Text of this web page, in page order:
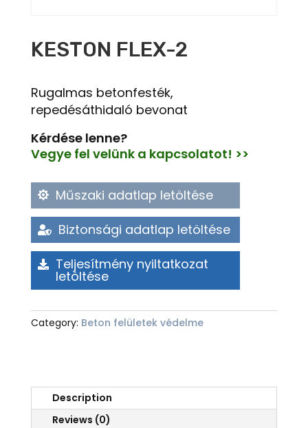
KESTON FLEX-2
Rugalmas betonfesték,
repedésáthidaló bevonat
Kérdése lenne?
Vegye fel velünk a kapcsolatot! >>
Műszaki adatlap letöltése
Biztonsági adatlap letöltése
Teljesítmény nyiltatkozat
letöltése
Category: Beton felületek védelme
Description
Reviews (0)